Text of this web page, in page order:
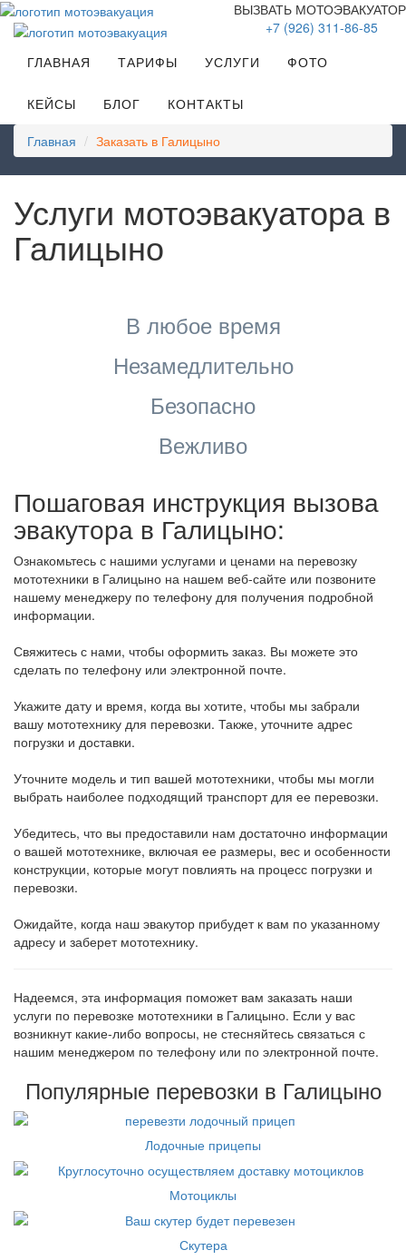
ВЫЗВАТЬ МОТОЭВАКУАТОР
+7 (926) 311-86-85
ГЛАВНАЯ
ТАРИФЫ УСЛУГИ ФОТО
КЕЙСЫ БЛОГ КОНТАКТЫ
Главная Заказать в Галицыно
Услуги мотоэвакуатора в
Галицыно
В любое время
Незамедлительно
Безопасно
Вежливо
Пошаговая инструкция вызова
эвакутора в Галицыно:
Ознакомьтесь с нашими услугами и ценами на перевозку
мототехники в Галицыно на нашем веб-сайте или позвоните
нашему менеджеру по телефону для получения подробной
информации.
Свяжитесь с нами, чтобы оформить заказ. Вы можете это
сделать по телефону или электронной почте.
Укажите дату и время, когда вы хотите, чтобы мы забрали
вашу мототехнику для перевозки. Также, уточните адрес
погрузки и доставки.
Уточните модель и тип вашей мототехники, чтобы мы могли
выбрать наиболее подходящий транспорт для ее перевозки.
Убедитесь, что вы предоставили нам достаточно информации
о вашей мототехнике, включая ее размеры, вес и особенности
конструкции, которые могут повлиять на процесс погрузки и
перевозки.
Ожидайте, когда наш эвакутор прибудет к вам по указанному
адресу и заберет мототехнику.
Надеемся, эта информация поможет вам заказать наши
услуги по перевозке мототехники в Галицыно. Если у вас
возникнут какие-либо вопросы, не стесняйтесь связаться с
нашим менеджером по телефону или по электронной почте.
Популярные перевозки в Галицыно
Лодочные прицепы
Мотоциклы
Скутера